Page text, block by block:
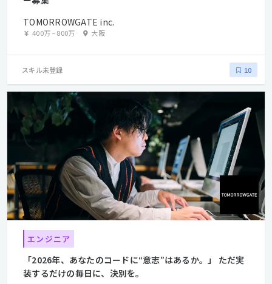
TOMORROWGATE inc.
400万~800万 大阪
スキル未登録 10
エンジニア
「2026年、あなたのコードに“意志”はあるか。」 ただ実
装するだけの毎日に、決別を。